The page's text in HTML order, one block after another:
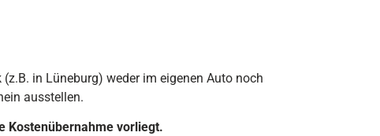
in Lüneburg) weder im eigenen Auto noch
ausstellen.
Kostenübernahme vorliegt.